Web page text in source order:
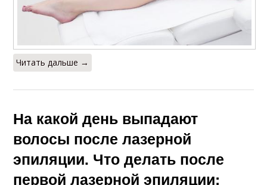
Читать дальше →
На какой день выпадают
волосы после лазерной
эпиляции. Что делать после
первой лазерной эпиляции: